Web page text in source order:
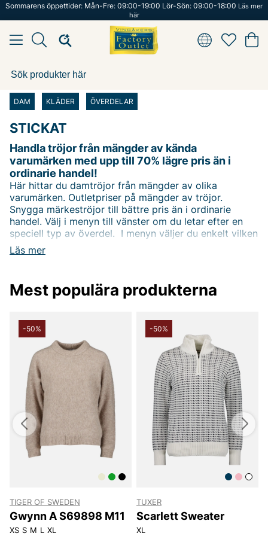
Sommarens öppettider: Mån-Fre: 09:00-19:00 Lör-Sön: 09:00-18:00 Läs mer
här
DAM KLÄDER ÖVERDELAR
STICKAT
Läs mer
Handla tröjor från mängder av kända
varumärken med upp till 70% lägre pris än i
ordinarie handel!
Här hittar du damtröjor från mängder av olika
varumärken. Outletpriser på mängder av tröjor.
Snygga märkeströjor till bättre pris än i ordinarie
handel. Välj i menyn till vänster om du letar efter en
speciell typ av överdel. I menyn väljer du enkelt vilken
typ av produkt du letar efter. Eller använd vårt filter
för att filtrera på ditt favoritvarumärke. Du kan även
Happy shopping önskar vi på Vingåkers Factory
Outlet AB
Mest populära produkterna
-50%
TIGER OF SWEDEN
Gwynn A S69898 M11
XS S M L XL
-50%
TUXER
Scarlett Sweater
XL